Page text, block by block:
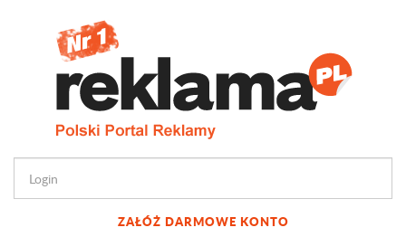
ZAŁÓŻ DARMOWE KONTO